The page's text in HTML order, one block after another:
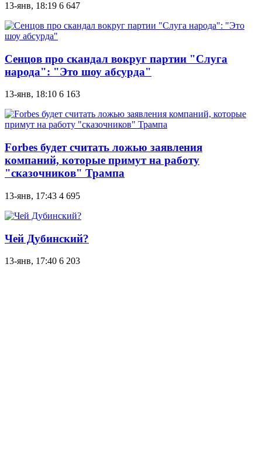
13-янв, 18:19 6 647
Сенцов про скандал вокруг партии "Слуга
народа": "Это шоу абсурда"
13-янв, 18:10 6 163
Forbes будет считать ложью заявления
компаний, которые примут на работу
"сказочников" Трампа
13-янв, 17:43 4 695
Чей Дубинский?
13-янв, 17:40 6 203